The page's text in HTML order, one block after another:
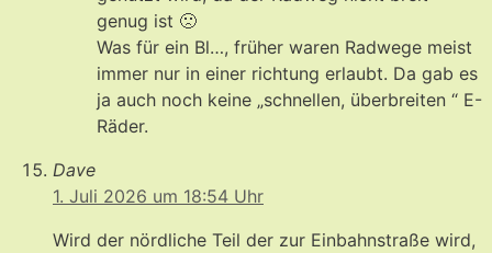
genug ist 🙁
Was für ein Bl…, früher waren Radwege meist
immer nur in einer richtung erlaubt. Da gab es
ja auch noch keine „schnellen, überbreiten “ E-
Räder.
Dave
1. Juli 2026 um 18:54 Uhr
Wird der nördliche Teil der zur Einbahnstraße wird,